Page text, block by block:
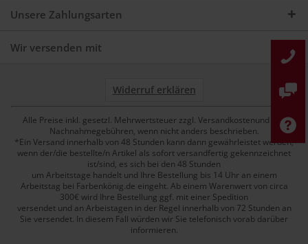
Unsere Zahlungsarten
Wir versenden mit
Widerruf erklären
Alle Preise inkl. gesetzl. Mehrwertsteuer zzgl. Versandkostenund ggf.
Nachnahmegebühren, wenn nicht anders beschrieben.
*Ein Versand innerhalb von 48 Stunden kann dann gewährleistet werden,
wenn der/die bestellte/n Artikel als sofort versandfertig gekennzeichnet
ist/sind, es sich bei den 48 Stunden
um Arbeitstage handelt und Ihre Bestellung bis 14 Uhr an einem
Arbeitstag bei Farbenkönig.de eingeht. Ab einem Warenwert von circa
300€ wird Ihre Bestellung ggf. mit einer Spedition
versendet und an Arbeistagen in der Regel innerhalb von 72 Stunden an
Sie versendet. In diesem Fall würden wir Sie telefonisch vorab darüber
informieren.